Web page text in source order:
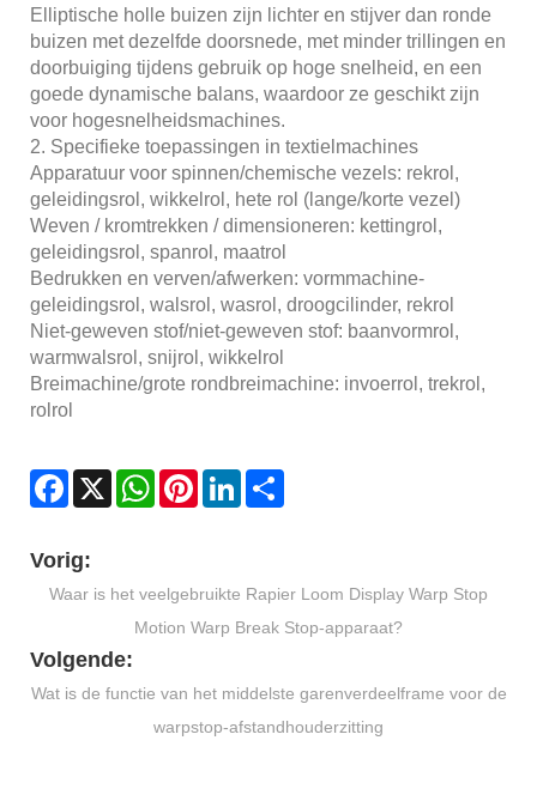
Elliptische holle buizen zijn lichter en stijver dan ronde
buizen met dezelfde doorsnede, met minder trillingen en
doorbuiging tijdens gebruik op hoge snelheid, en een
goede dynamische balans, waardoor ze geschikt zijn
voor hogesnelheidsmachines.
2. Specifieke toepassingen in textielmachines
Apparatuur voor spinnen/chemische vezels: rekrol,
geleidingsrol, wikkelrol, hete rol (lange/korte vezel)
Weven / kromtrekken / dimensioneren: kettingrol,
geleidingsrol, spanrol, maatrol
Bedrukken en verven/afwerken: vormmachine-
geleidingsrol, walsrol, wasrol, droogcilinder, rekrol
Niet-geweven stof/niet-geweven stof: baanvormrol,
warmwalsrol, snijrol, wikkelrol
Breimachine/grote rondbreimachine: invoerrol, trekrol,
rolrol
Facebook
X WhatsAppPinterestLinkedIn
Vorig:
Waar is het veelgebruikte Rapier Loom Display Warp Stop
Motion Warp Break Stop-apparaat?
Volgende:
Wat is de functie van het middelste garenverdeelframe voor de
warpstop-afstandhouderzitting